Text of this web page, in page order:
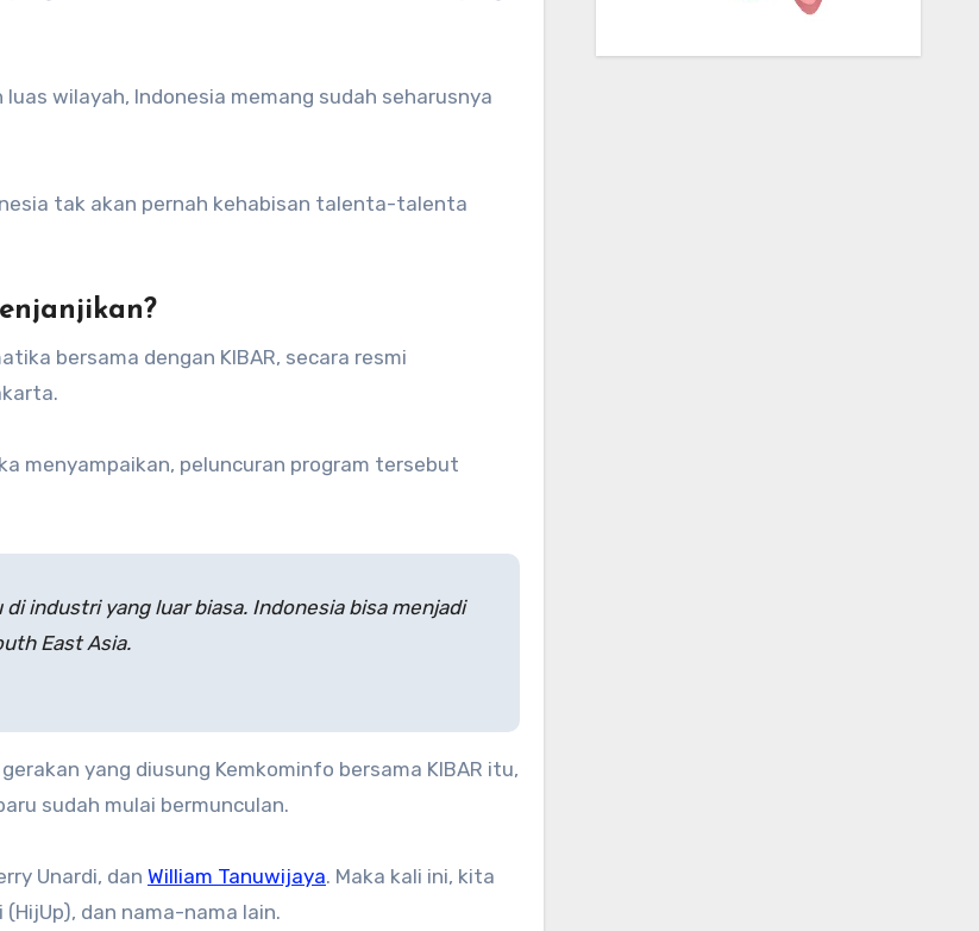
wilayah, Indonesia memang sudah seharusnya
tak akan pernah kehabisan talenta-talenta
bersama dengan KIBAR, secara resmi
menyampaikan, peluncuran program tersebut
industri yang luar biasa. Indonesia bisa menjadi
East Asia.
yang diusung Kemkominfo bersama KIBAR itu,
sudah mulai bermunculan.
Unardi, dan William Tanuwijaya. Maka kali ini, kita
dan nama-nama lain.